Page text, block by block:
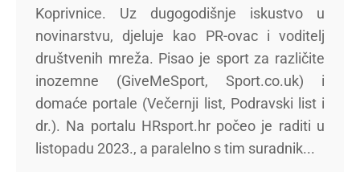
Koprivnice. Uz dugogodišnje iskustvo u
novinarstvu, djeluje kao PR-ovac i voditelj
društvenih mreža. Pisao je sport za različite
inozemne (GiveMeSport, Sport.co.uk) i
domaće portale (Večernji list, Podravski list i
dr.). Na portalu HRsport.hr počeo je raditi u
listopadu 2023., a paralelno s tim suradnik...